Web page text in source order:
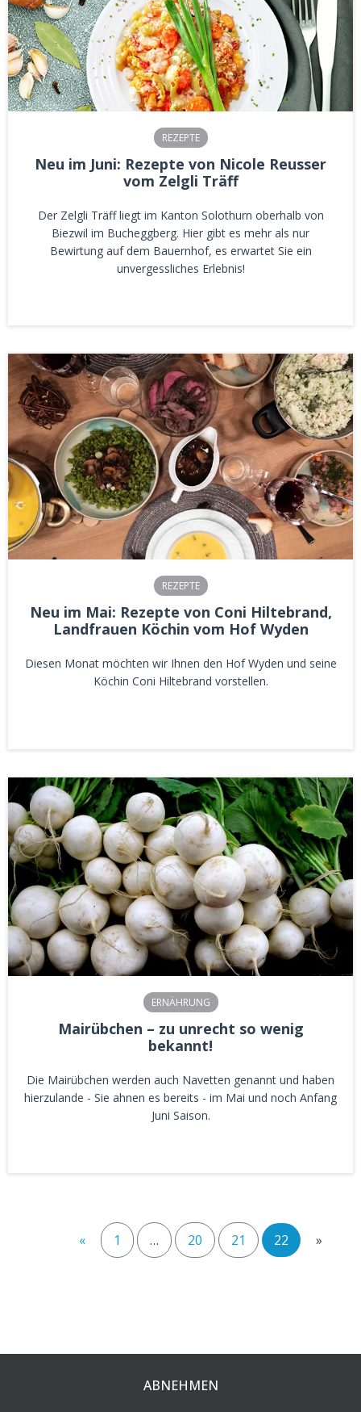
REZEPTE
Neu im Juni: Rezepte von Nicole Reusser
vom Zelgli Träff
Der Zelgli Träff liegt im Kanton Solothurn oberhalb von
Biezwil im Bucheggberg. Hier gibt es mehr als nur
Bewirtung auf dem Bauernhof, es erwartet Sie ein
unvergessliches Erlebnis!
REZEPTE
Neu im Mai: Rezepte von Coni Hiltebrand,
Landfrauen Köchin vom Hof Wyden
Diesen Monat möchten wir Ihnen den Hof Wyden und seine
Köchin Coni Hiltebrand vorstellen.
ERNÄHRUNG
Mairübchen – zu unrecht so wenig
bekannt!
Die Mairübchen werden auch Navetten genannt und haben
hierzulande - Sie ahnen es bereits - im Mai und noch Anfang
Juni Saison.
« 1 … 20 21 22 »
ABNEHMEN